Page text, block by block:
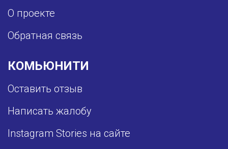
О проекте
Обратная связь
КОМЬЮНИТИ
Оставить отзыв
Написать жалобу
Instagram Stories на сайте